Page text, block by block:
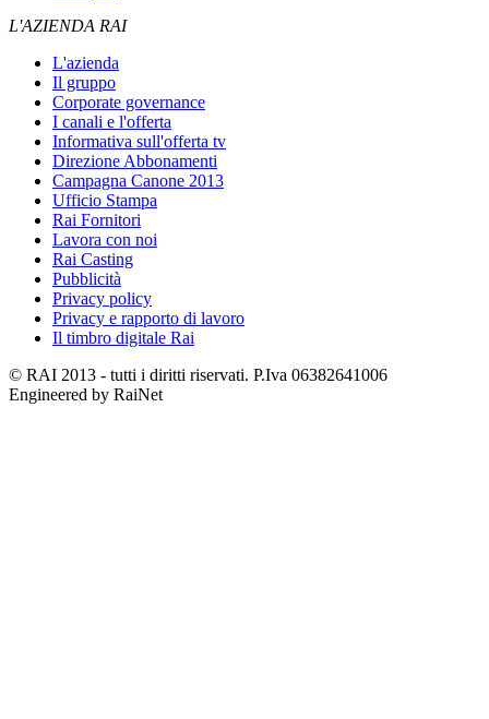
L'AZIENDA RAI
L'azienda
Il gruppo
Corporate governance
I canali e l'offerta
Informativa sull'offerta tv
Direzione Abbonamenti
Campagna Canone 2013
Ufficio Stampa
Rai Fornitori
Lavora con noi
Rai Casting
Pubblicità
Privacy policy
Privacy e rapporto di lavoro
Il timbro digitale Rai
© RAI 2013 - tutti i diritti riservati. P.Iva 06382641006
Engineered by RaiNet